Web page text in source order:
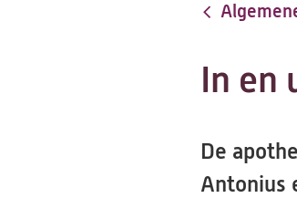
In en
De
Antonius